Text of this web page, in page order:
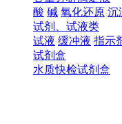
酸 碱 氧化还原 沉
试剂、试液类
试液 缓冲液 指示
试剂盒
水质快检试剂盒